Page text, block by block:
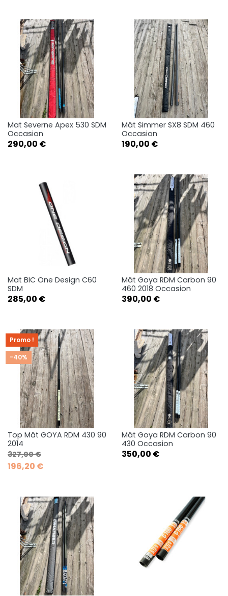
Mat Severne Apex 530 SDM
Occasion
Prix
290,00 €
Mât Simmer SX8 SDM 460
Occasion
Prix
190,00 €
Mat BIC One Design C60
SDM
Prix
285,00 €
Mât Goya RDM Carbon 90
460 2018 Occasion
Prix
390,00 €
Top Mât GOYA RDM 430 90
2014
Prix de base
327,00 €Prix
196,20 €
Promo !
-40%
Mât Goya RDM Carbon 90
430 Occasion
Prix
350,00 €